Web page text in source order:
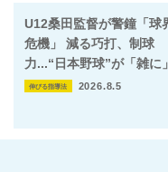
U12桑田監督が警鐘「球
危機」 減る巧打、制球
力...“日本野球”が「雑に」
伸びる指導法 2026.8.5